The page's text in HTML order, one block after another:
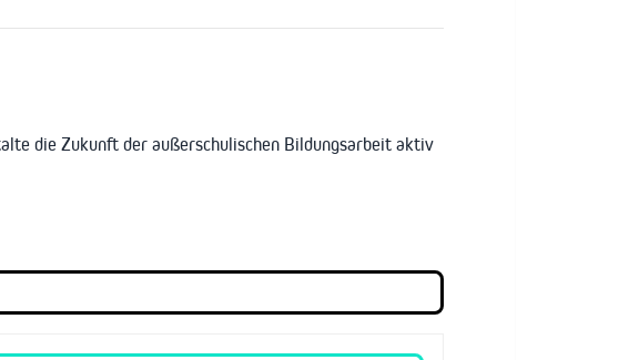
die Zukunft der außerschulischen Bildungsarbeit aktiv